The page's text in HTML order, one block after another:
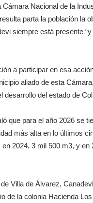
Nacional de la
parta la población la
siempre está presente
a participar en esa
aliado de esta
del estado de
que para el año 2026 se
más alta en lo últimos
2024, 3 mil 500 m3, y en
Villa de Álvarez,
de la colonia Hacienda